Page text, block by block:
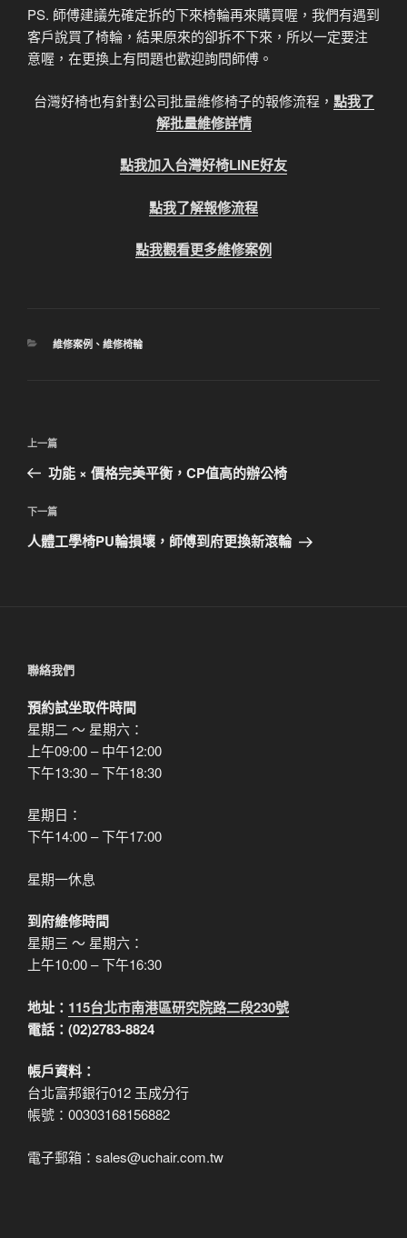
PS. 師傅建議先確定拆的下來椅輪再來購買喔，我們有遇到
客戶說買了椅輪，結果原來的卻拆不下來，所以一定要注
意喔，在更換上有問題也歡迎詢問師傅。
台灣好椅也有針對公司批量維修椅子的報修流程， 點我了
解批量維修詳情
點我加入台灣好椅LINE好友
點我了解報修流程
點我觀看更多維修案例
分
維修案例 、 維修椅輪
文
導
覽
上
一
文
章
上一篇
功能 × 價格完美平衡，CP值高的辦公椅
下
一
下一篇
人體工學椅PU輪損壞，師傅到府更換新滾輪
聯絡我們
預約試坐取件時間
星期二 ～ 星期六：
上午09:00 – 中午12:00
下午13:30 – 下午18:30
星期日：
下午14:00 – 下午17:00
星期一休息
到府維修時間
星期三 ～ 星期六：
上午10:00 – 下午16:30
地址： 115台北市南港區研究院路二段230號
電話：(02)2783-8824
帳戶資料：
台北富邦銀行012 玉成分行
帳號：00303168156882
電子郵箱：sales@uchair.com.tw